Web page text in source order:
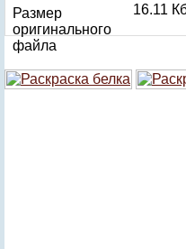
Размер
оригинального
файла
16.11